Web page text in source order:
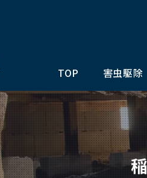
TOP 害虫駆除